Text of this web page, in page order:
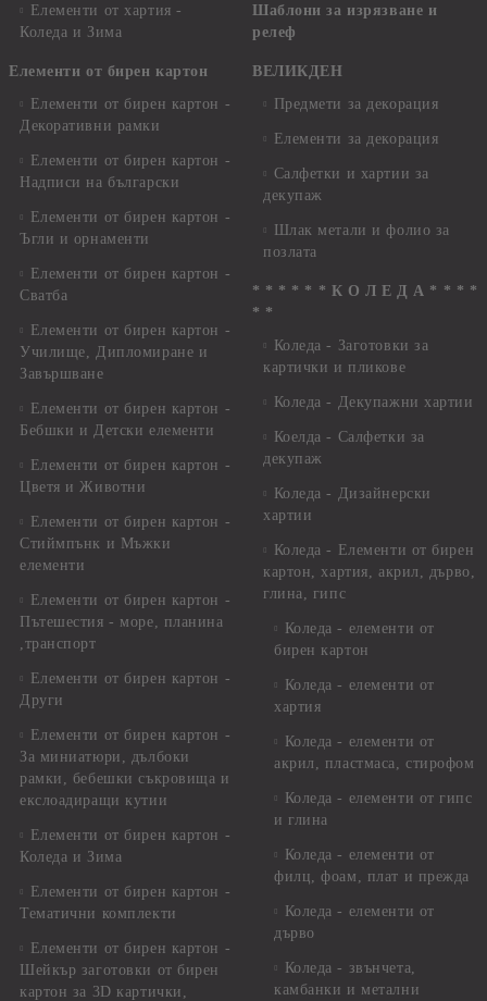
Елементи от хартия -
Коледа и Зима
Елементи от бирен картон
Елементи от бирен картон -
Декоративни рамки
Елементи от бирен картон -
Надписи на български
Елементи от бирен картон -
Ъгли и орнаменти
Елементи от бирен картон -
Сватба
Елементи от бирен картон -
Училище, Дипломиране и
Завършване
Елементи от бирен картон -
Бебшки и Детски елементи
Елементи от бирен картон -
Цветя и Животни
Елементи от бирен картон -
Стиймпънк и Мъжки
елементи
Елементи от бирен картон -
Пътешестия - море, планина
,транспорт
Елементи от бирен картон -
Други
Елементи от бирен картон -
За миниатюри, дълбоки
рамки, бебешки съкровища и
екслоадиращи кутии
Елементи от бирен картон -
Коледа и Зима
Елементи от бирен картон -
Тематични комплекти
Елементи от бирен картон -
Шейкър заготовки от бирен
картон за 3D картички,
Шаблони за изрязване и
релеф
ВЕЛИКДЕН
Предмети за декорация
Елементи за декорация
Салфетки и хартии за
декупаж
Шлак метали и фолио за
позлата
* * * * * * К О Л Е Д А * * * *
* *
Коледа - Заготовки за
картички и пликове
Коледа - Декупажни хартии
Коелда - Салфетки за
декупаж
Коледа - Дизайнерски
хартии
Коледа - Eлементи от бирен
картон, хартия, акрил, дърво,
глина, гипс
Коледа - елементи от
бирен картон
Коледа - елементи от
хартия
Коледа - елементи от
акрил, пластмаса, стирофом
Коледа - елементи от гипс
и глина
Коледа - елементи от
филц, фоам, плат и прежда
Коледа - елементи от
дърво
Коледа - звънчета,
камбанки и метални